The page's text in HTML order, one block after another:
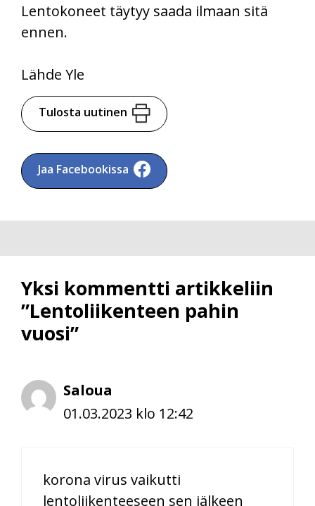
Lentokoneet täytyy saada ilmaan sitä
ennen.
Lähde Yle
Tulosta uutinen
Jaa Facebookissa
Yksi kommentti artikkeliin
”Lentoliikenteen pahin
vuosi”
Saloua
01.03.2023 klo 12:42
korona virus vaikutti
lentoliikenteeseen sen jälkeen